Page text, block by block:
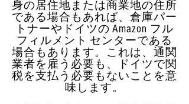
身の居住地または商業地の住所
である場合もあれば、倉庫パー
トナーやドイツの Amazon フル
フィルメント センターである
場合もあります。これは、通関
業者を雇う必要も、ドイツで関
税を支払う必要もないことを意
味します。